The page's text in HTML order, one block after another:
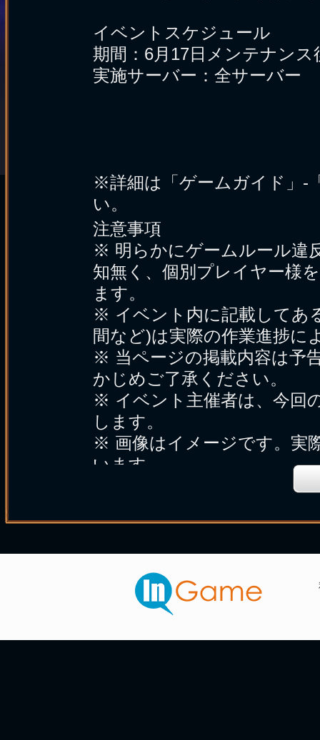
イベントスケジュール
期間：6月17日メンテナンス
実施サーバー：全サーバー
※詳細は「ゲームガイド」-
い。
注意事項
※ 明らかにゲームルール違
知無く、個別プレイヤー様
ます。
※ イベント内に記載してあ
間など)は実際の作業進捗に
※ 当ページの掲載内容は予
かじめご了承ください。
※ イベント主催者は、今回
します。
※ 画像はイメージです。実
います。
※ 報酬の配布内容等に、不
ざいます。あらかじめご了
※各イベントの時間はゲー